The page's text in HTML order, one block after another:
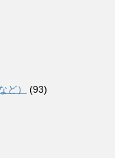
ど）
(93)